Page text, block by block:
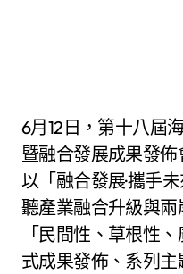
6月12日，第十八屆海峽論壇·海峽視聽季開幕式
暨融合發展成果發
以「融合發展·攜手
聽產業融合升級與
「民間性、草根性
式成果發佈、系列